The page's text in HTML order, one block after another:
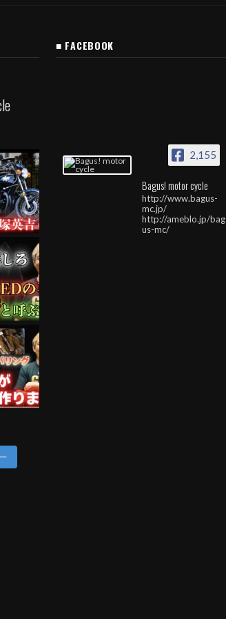
■ FACEBOOK
2,155
Bagus! motor cycle
http://www.bagus-
mc.jp/
http://ameblo.jp/bag
us-mc/